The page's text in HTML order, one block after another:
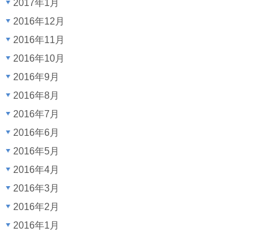
2017年1月
2016年12月
2016年11月
2016年10月
2016年9月
2016年8月
2016年7月
2016年6月
2016年5月
2016年4月
2016年3月
2016年2月
2016年1月